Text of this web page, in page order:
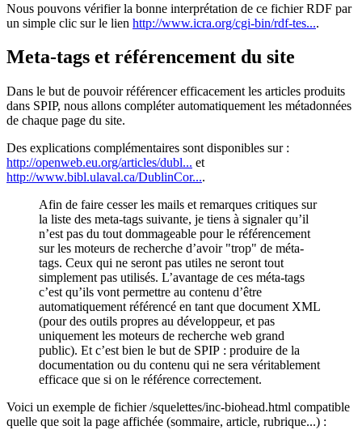
Nous pouvons vérifier la bonne interprétation de ce fichier RDF par
un simple clic sur le lien http://www.icra.org/cgi-bin/rdf-tes....
Meta-tags et référencement du site
Dans le but de pouvoir référencer efficacement les articles produits
dans SPIP, nous allons compléter automatiquement les métadonnées
de chaque page du site.
Des explications complémentaires sont disponibles sur :
http://openweb.eu.org/articles/dubl... et
http://www.bibl.ulaval.ca/DublinCor....
Afin de faire cesser les mails et remarques critiques sur
la liste des meta-tags suivante, je tiens à signaler qu’il
n’est pas du tout dommageable pour le référencement
sur les moteurs de recherche d’avoir "trop" de méta-
tags. Ceux qui ne seront pas utiles ne seront tout
simplement pas utilisés. L’avantage de ces méta-tags
c’est qu’ils vont permettre au contenu d’être
automatiquement référencé en tant que document XML
(pour des outils propres au développeur, et pas
uniquement les moteurs de recherche web grand
public). Et c’est bien le but de SPIP : produire de la
documentation ou du contenu qui ne sera véritablement
efficace que si on le référence correctement.
Voici un exemple de fichier /squelettes/inc-biohead.html compatible
quelle que soit la page affichée (sommaire, article, rubrique...) :